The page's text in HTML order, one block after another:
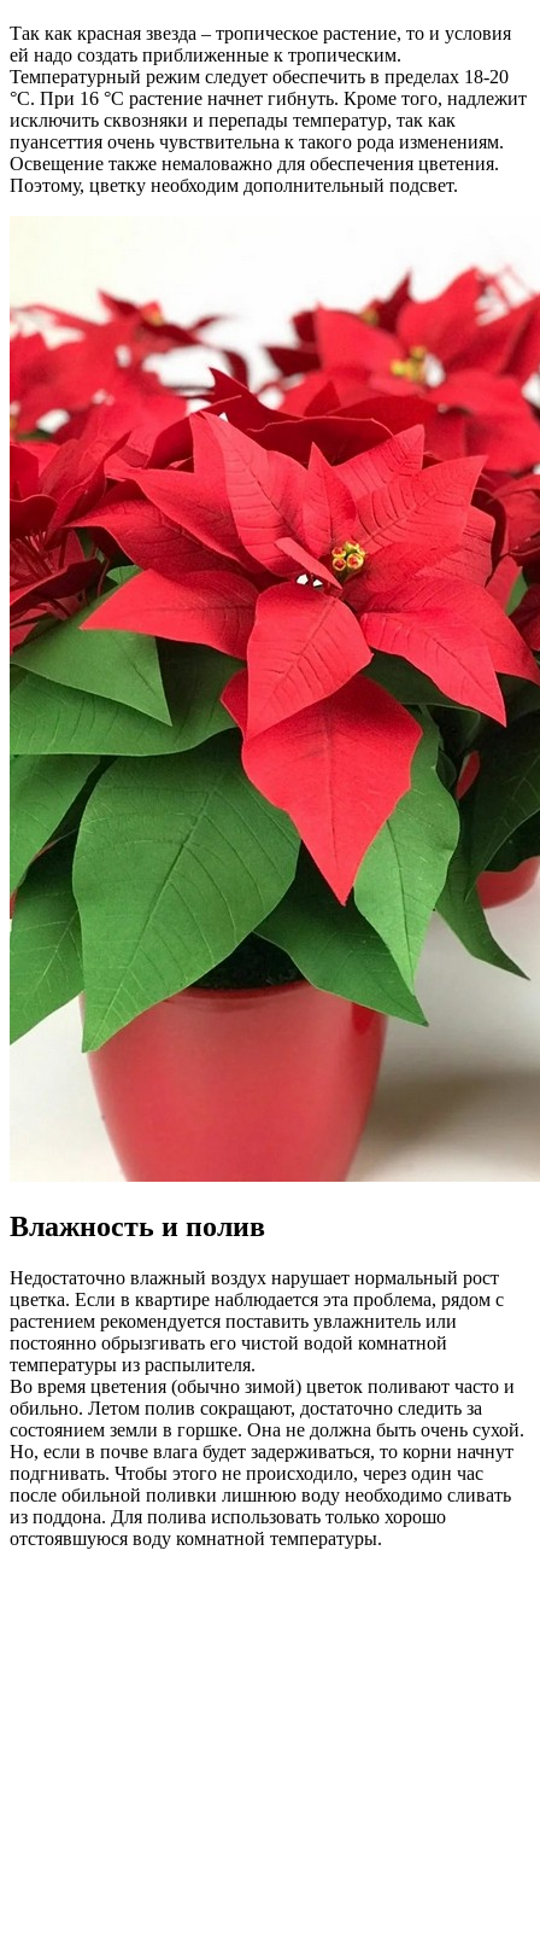
Так как красная звезда – тропическое растение, то и условия
ей надо создать приближенные к тропическим.
Температурный режим следует обеспечить в пределах 18-20
°C. При 16 °C растение начнет гибнуть. Кроме того, надлежит
исключить сквозняки и перепады температур, так как
пуансеттия очень чувствительна к такого рода изменениям.
Освещение также немаловажно для обеспечения цветения.
Поэтому, цветку необходим дополнительный подсвет.
Влажность и полив
Недостаточно влажный воздух нарушает нормальный рост
цветка. Если в квартире наблюдается эта проблема, рядом с
растением рекомендуется поставить увлажнитель или
постоянно обрызгивать его чистой водой комнатной
температуры из распылителя.
Во время цветения (обычно зимой) цветок поливают часто и
обильно. Летом полив сокращают, достаточно следить за
состоянием земли в горшке. Она не должна быть очень сухой.
Но, если в почве влага будет задерживаться, то корни начнут
подгнивать. Чтобы этого не происходило, через один час
после обильной поливки лишнюю воду необходимо сливать
из поддона. Для полива использовать только хорошо
отстоявшуюся воду комнатной температуры.